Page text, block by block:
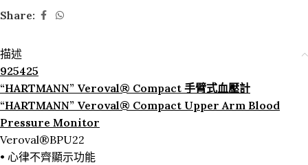
Share:
描述
925425
“HARTMANN” Veroval® Compact 手臂式血壓計
“HARTMANN” Veroval® Compact Upper Arm Blood
Pressure Monitor
Veroval®BPU22
• 心律不齊顯示功能